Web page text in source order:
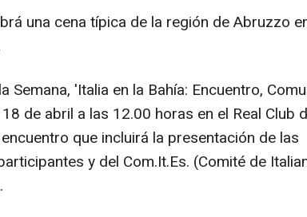
una cena típica de la región de Abruzzo
Semana, 'Italia en la Bahía: Encuentro,
de abril a las 12.00 horas en el Real Club
que incluirá la presentación de las
y del Com.It.Es. (Comité de